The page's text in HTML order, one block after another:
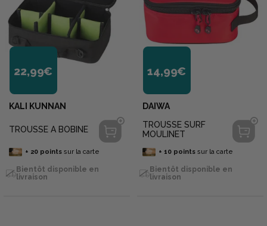
22,99€
KALI KUNNAN
TROUSSE A BOBINE
+ 20pointssur la carte
Bientôt disponible en
livraison
14,99€
DAIWA
TROUSSE SURF
MOULINET
+ 10pointssur la carte
Bientôt disponible en
livraison